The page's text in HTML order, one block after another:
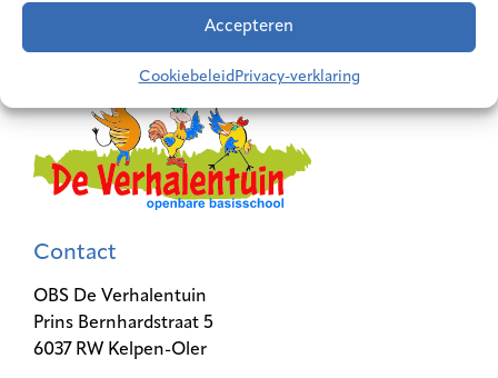
Accepteren
CookiebeleidPrivacy-verklaring
Contact
OBS De Verhalentuin
Prins Bernhardstraat 5
6037 RW Kelpen-Oler